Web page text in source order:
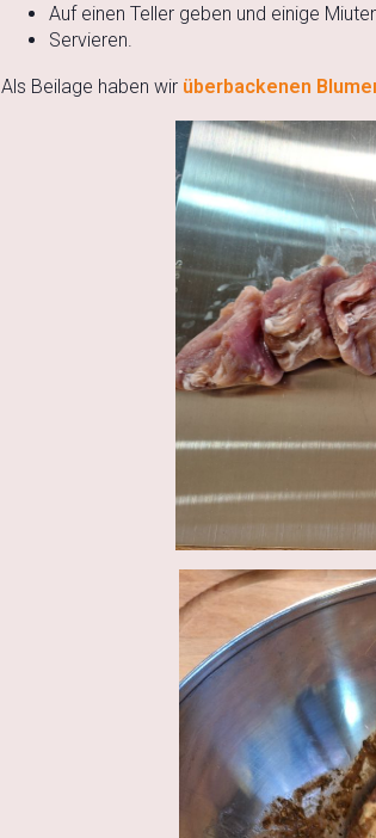
Auf einen Teller geben und einige
Servieren.
Als Beilage haben wir überbackenen